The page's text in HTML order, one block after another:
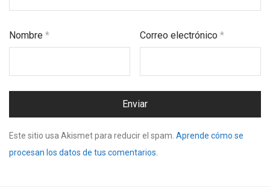
Nombre * Correo electrónico*
Este sitio usa Akismet para reducir el spam. Aprende cómo se
procesan los datos de tus comentarios.